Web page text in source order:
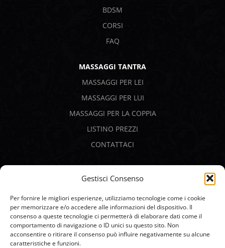
Gestisci Consenso
Per fornire le migliori esperienze, utilizziamo tecnologie come i cookie
per memorizzare e/o accedere alle informazioni del dispositivo. Il
consenso a queste tecnologie ci permetterà di elaborare dati come il
comportamento di navigazione o ID unici su questo sito. Non
acconsentire o ritirare il consenso può influire negativamente su alcune
caratteristiche e funzioni.
BDSM
CORSI
FAQ
MASSAGGI TANTRA
MASSAGGI PER LEI
MASSAGGI PER LUI
MASSAGGI PER LA COPPIA
LISTINO PREZZI
CONTATTACI